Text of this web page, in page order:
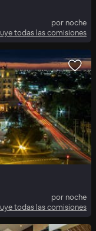
por noche
todas las comisiones
por noche
todas las comisiones